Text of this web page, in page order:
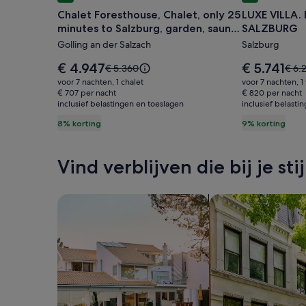
Chalet
Foresthouse,
Chalet,
only
25
minutes
to
Salzburg,
sauna,
whirlpol
Chalet Foresthouse, Chalet, only 25
minutes to Salzburg, garden, sauna,
whirlpol
Golling an der Salzach
8% korting
De
prijs
is
€ 4.947
€ 4.947De
prijs
was
€ 5.360,
het
standaardtarief.
€ 5.360
voor 7 nachten, 1 chalet
€ 707 per nacht
inclusief belastingen en toeslagen
LUXE
VILLA.
BESTE
LOCATIE
in
SALZBURG
LUXE VILLA.
SALZBURG
Salzburg
9% korting
De
prijs
is
€ 5.741
€ 5.741De
prijs
was
€
meer
het
€
voor 7 nachten, 1
€ 820 per nacht
inclusief
Vind verblijven die bij je
Zoeken naar huizen Zoeken naar flats/